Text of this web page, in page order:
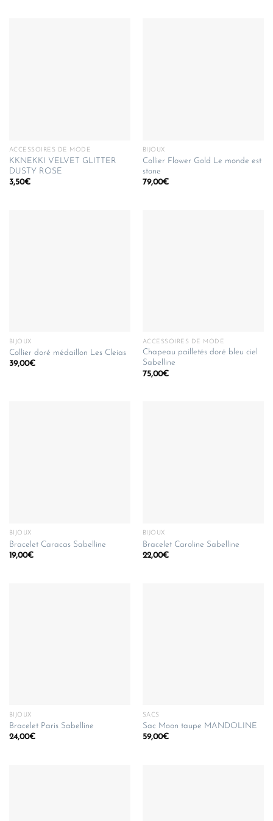
ACCESSOIRES DE MODE
KKNEKKI VELVET GLITTER
DUSTY ROSE
3,50€
BIJOUX
Collier Flower Gold Le monde est
stone
79,00€
BIJOUX
Collier doré médaillon Les Cleias
39,00€
ACCESSOIRES DE MODE
Chapeau pailletés doré bleu ciel
Sabelline
75,00€
BIJOUX
Bracelet Caracas Sabelline
19,00€
BIJOUX
Bracelet Caroline Sabelline
22,00€
BIJOUX
Bracelet Paris Sabelline
24,00€
SACS
Sac Moon taupe MANDOLINE
59,00€